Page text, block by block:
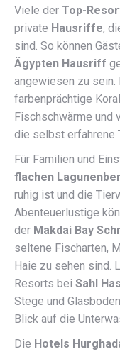
Viele der Top-
private Hausriffe,
sind. So können
Ägypten Hausriff
angewiesen zu sein.
farbenprächtige
Fischschwärme und
die selbst erfahrene
Für Familien und
flachen
ruhig ist und die
Abenteuerlustige
der Makdai Bay
seltene Fischarten,
Haie zu sehen sind.
Resorts bei Sahl
Stege und
Blick auf die
Die Hotels